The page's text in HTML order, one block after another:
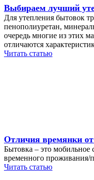
Выбираем лучший
Для утепления бытовок
пенополиуретан,
очередь многие из этих
отличаются
Читать статью
Отличия времянки
Бытовка – это мобильное
временного проживания/
Читать статью